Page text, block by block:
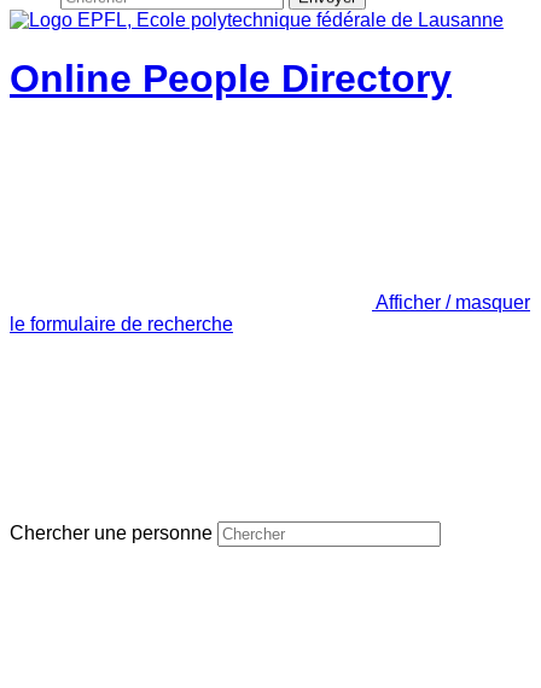
Online People Directory
Afficher / masquer
le formulaire de recherche
Chercher une personne